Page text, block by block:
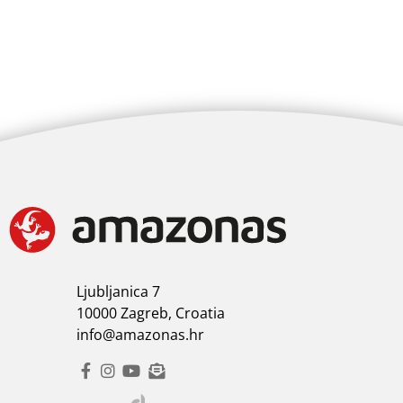
Ljubljanica 7
10000 Zagreb, Croatia
info@amazonas.hr